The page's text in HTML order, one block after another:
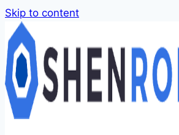
Skip to content